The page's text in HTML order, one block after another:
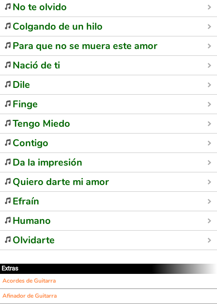
No te olvido
Colgando de un hilo
Para que no se muera este amor
Nació de ti
Dile
Finge
Tengo Miedo
Contigo
Da la impresión
Quiero darte mi amor
Efraín
Humano
Olvidarte
Extras
Acordes de Guitarra
Afinador de Guitarra